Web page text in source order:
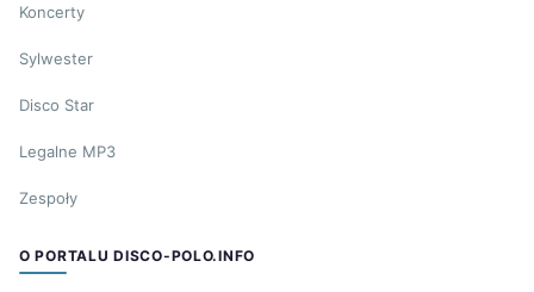
Koncerty
Sylwester
Disco Star
Legalne MP3
Zespoły
O PORTALU DISCO-POLO.INFO